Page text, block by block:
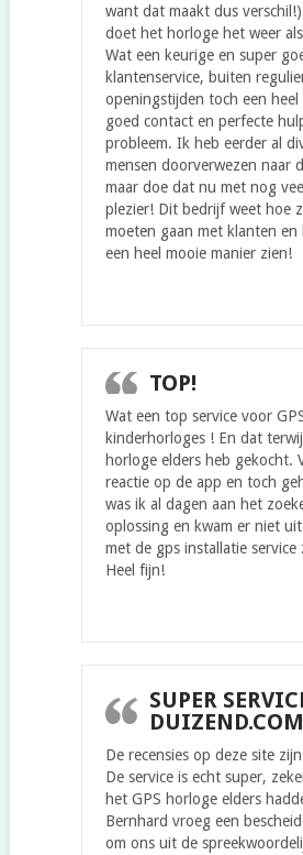
want dat maakt dus
doet het horloge het weer
Wat een keurige en super
klantenservice, buiten
openingstijden toch een heel
goed contact en perfecte
probleem. Ik heb eerder al
mensen doorverwezen naar
maar doe dat nu met nog
plezier! Dit bedrijf weet hoe
moeten gaan met klanten en
een heel mooie manier zien!
TOP!
Wat een top service voor
kinderhorloges ! En dat
horloge elders heb gekocht.
reactie op de app en toch
was ik al dagen aan het
oplossing en kwam er niet
met de gps installatie service
Heel fijn!
SUPER
De recensies op deze site
De service is echt super,
het GPS horloge elders
Bernhard vroeg een
om ons uit de